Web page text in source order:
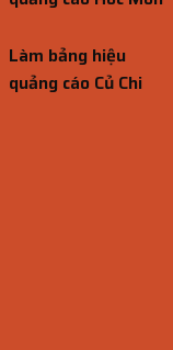
Làm bảng hiệu
quảng cáo Củ Chi